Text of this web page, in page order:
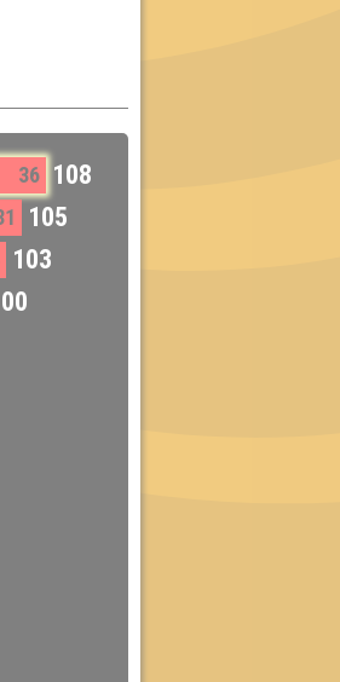
36 108
105
103